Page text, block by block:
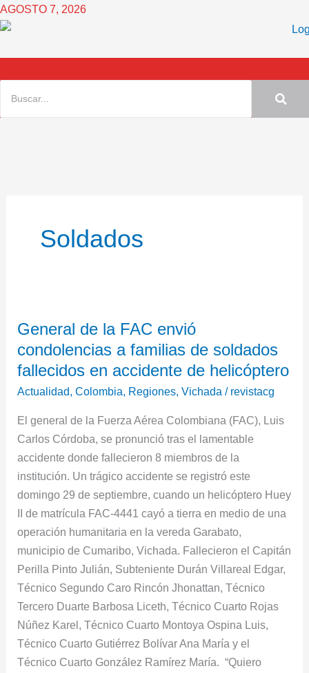
Ir
al
AGOSTO 7, 2026
Soldados
General de la FAC envió
condolencias a familias de soldados
fallecidos en accidente de helicóptero
Actualidad,Colombia, Regiones,Vichada / revistacg
El general de la Fuerza Aérea Colombiana (FAC), Luis
Carlos Córdoba, se pronunció tras el lamentable
accidente donde fallecieron 8 miembros de la
institución. Un trágico accidente se registró este
domingo 29 de septiembre, cuando un helicóptero Huey
II de matrícula FAC-4441 cayó a tierra en medio de una
operación humanitaria en la vereda Garabato,
municipio de Cumaribo, Vichada. Fallecieron el Capitán
Perilla Pinto Julián, Subteniente Durán Villareal Edgar,
Técnico Segundo Caro Rincón Jhonattan, Técnico
Tercero Duarte Barbosa Liceth, Técnico Cuarto Rojas
Núñez Karel, Técnico Cuarto Montoya Ospina Luis,
Técnico Cuarto Gutiérrez Bolívar Ana María y el
Técnico Cuarto González Ramírez María. “Quiero
de
la
FAC
envió
a
familias
de
soldados
fallecidos
en
accidente
de
helicóptero